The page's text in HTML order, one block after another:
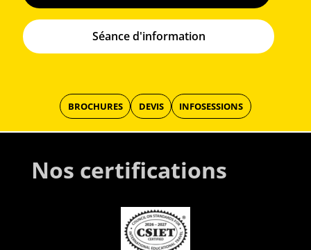
Séance d'information
BROCHURES DEVIS INFOSESSIONS
Nos certifications